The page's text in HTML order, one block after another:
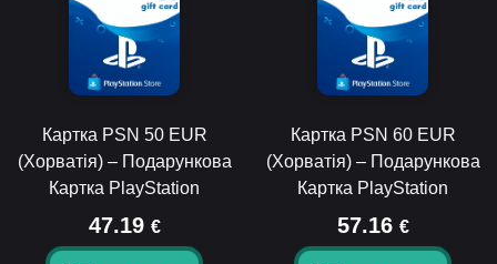
Картка PSN 50 EUR
(Хорватія) – Подарункова
Картка PlayStation
47.19 €
Картка PSN 60 EUR
(Хорватія) – Подарункова
Картка PlayStation
57.16 €